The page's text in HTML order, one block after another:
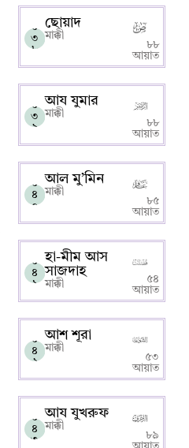
০
৩
৮
ছোয়াদ
মাক্কী
৮৮
আয়াত
০
৩
৯
আয যুমার
মাক্কী
৮৮
আয়াত
০
৪
০
আল মু’মিন
মাক্কী
৮৫
আয়াত
০
৪
১
হা-মীম আস
সাজদাহ
মাক্কী
৫৪
আয়াত
০
৪
২
আশ শূরা
মাক্কী
৫৩
আয়াত
০
৪
৩
আয যুখরুফ
মাক্কী
৮৯